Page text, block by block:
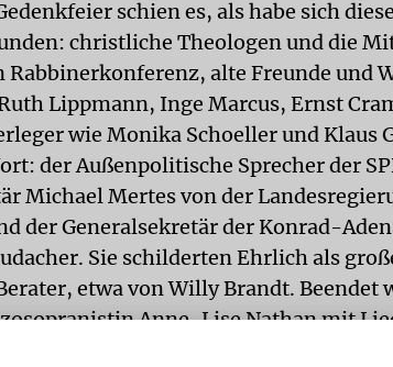
schien es, als habe sich
christliche Theologen und die
Rabbinerkonferenz, alte Freunde und
Lippmann, Inge Marcus, Ernst
wie Monika Schoeller und Klaus
der Außenpolitische Sprecher der
Michael Mertes von der
der Generalsekretär der Konrad-
Sie schilderten Ehrlich als
etwa von Willy Brandt. Beendet
Anne-Lise Nathan mit